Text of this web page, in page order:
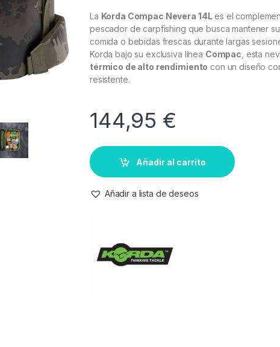
La Korda Compac Nevera 14Les el
pescador de carpfishing que busca mantener su
comida o bebidas frescas durante largas
Korda bajo su exclusiva línea Compac , esta
térmico de alto rendimiento con un diseño
resistente.
144,95 €
Añadir al carrito
Añadir a lista de deseos